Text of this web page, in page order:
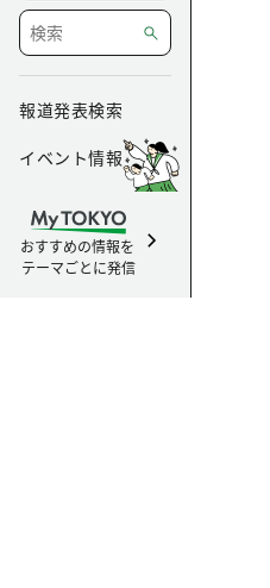
報道発表検索
イベント情報
おすすめの情報を
テーマごとに発信